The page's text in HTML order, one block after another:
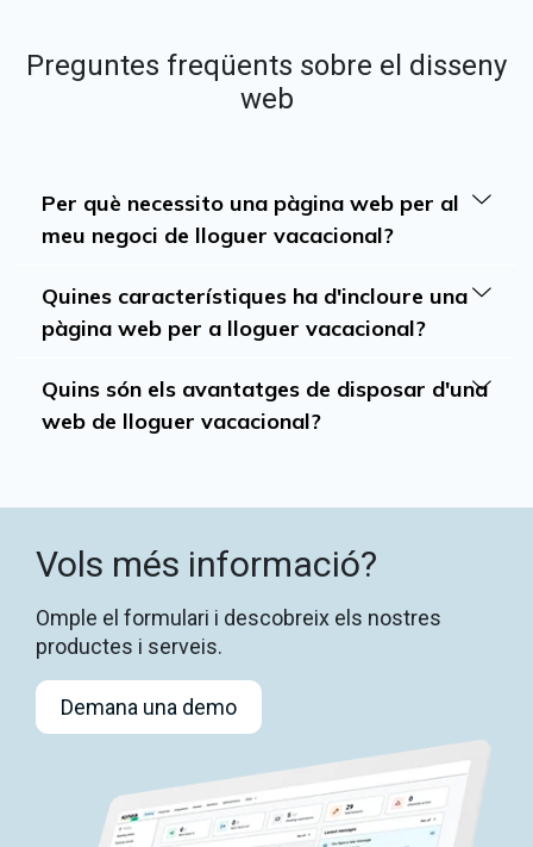
Preguntes freqüents sobre el disseny
web
Per què necessito una pàgina web per al
meu negoci de lloguer vacacional?
Quines característiques ha d'incloure una
pàgina web per a lloguer vacacional?
Quins són els avantatges de disposar d'una
web de lloguer vacacional?
Vols més informació?
Omple el formulari i descobreix els nostres
productes i serveis.
Demana una demo